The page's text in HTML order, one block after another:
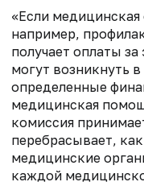
«Если медицинская
например,
получает оплаты
могут возникнуть
определенные
медицинская
комиссия
перебрасывает,
медицинские
каждой